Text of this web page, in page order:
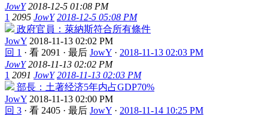
JowY 2018-12-5 01:08 PM
1 2095 JowY 2018-12-5 05:08 PM
政府官員：萊納斯符合所有條件
JowY 2018-11-13 02:02 PM
回 1 · 看 2091 · 最后 JowY · 2018-11-13 02:03 PM
JowY 2018-11-13 02:02 PM
1 2091 JowY 2018-11-13 02:03 PM
部長：土著经济5年内占GDP70%
JowY 2018-11-13 02:00 PM
回 3 · 看 2405 · 最后 JowY · 2018-11-14 10:25 PM